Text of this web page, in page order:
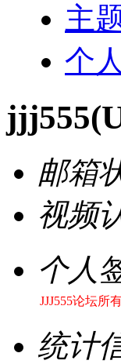
主
个
jjj555
邮箱
视频
个人
JJJ555论坛所
统计